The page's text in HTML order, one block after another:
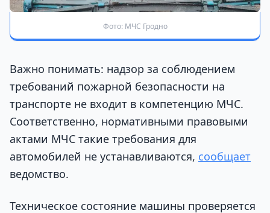
Фото: МЧС Гродно
Важно понимать: надзор за соблюдением
требований пожарной безопасности на
транспорте не входит в компетенцию МЧС.
Соответственно, нормативными правовыми
актами МЧС такие требования для
автомобилей не устанавливаются, сообщает
ведомство.
Техническое состояние машины проверяется